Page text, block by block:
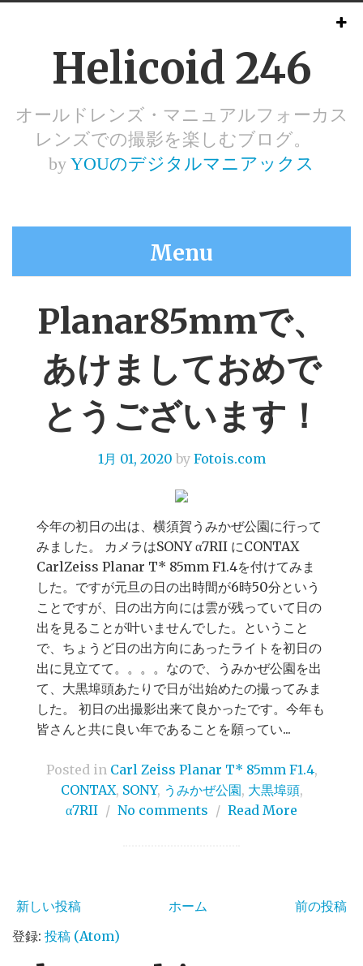
Helicoid 246
オールドレンズ・マニュアルフォーカス
レンズでの撮影を楽しむブログ。
by YOUのデジタルマニアックス
Menu
Planar85mmで、
あけましておめで
とうございます！
1月 01, 2020 by Fotois.com
今年の初日の出は、横須賀うみかぜ公園に行って
みました。 カメラはSONY α7RII にCONTAX
CarlZeiss Planar T* 85mm F1.4を付けてみま
した。ですが元旦の日の出時間が6時50分という
ことですが、日の出方向には雲が残っていて日の
出を見ることが叶いませんでした。ということ
で、ちょうど日の出方向にあったライトを初日の
出に見立てて。。。。なので、うみかぜ公園を出
て、大黒埠頭あたりで日が出始めたの撮ってみま
した。 初日の出撮影出来て良かったです。今年も
皆さんと共に良い年であることを願ってい...
Posted in Carl Zeiss Planar T* 85mm F1.4,
CONTAX, SONY, うみかぜ公園, 大黒埠頭,
α7RII / No comments / Read More
新しい投稿 前の投稿
ホーム
登録: 投稿 (Atom)